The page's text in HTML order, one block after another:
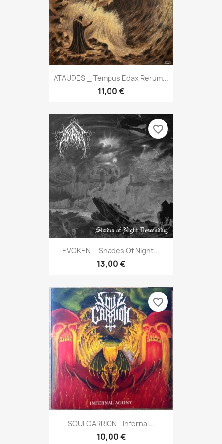
ATAUDES _ Tempus Edax Rerum...
11,00 €
EVOKEN _ Shades Of Night...
13,00 €
favorite_border
SOULCARRION - Infernal...
10,00 €
favorite_border